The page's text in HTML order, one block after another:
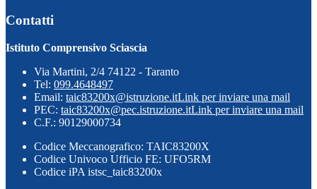
Contatti
Istituto Comprensivo Sciascia
Via Martini, 2/4 74122 - Taranto
Tel: 099.4648497
Email: taic83200x@istruzione.itLink per inviare una mail
PEC: taic83200x@pec.istruzione.itLink per inviare una mail
C.F.: 90129000734
Codice Meccanografico: TAIC83200X
Codice Univoco Ufficio FE: UFO5RM
Codice iPA istsc_taic83200x